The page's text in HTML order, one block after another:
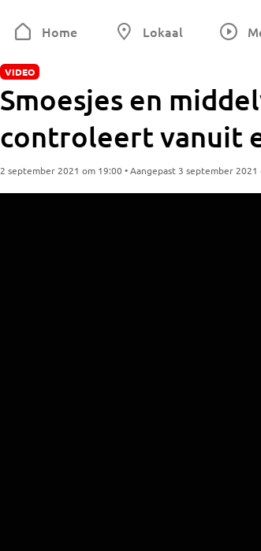
Home Lokaal
VIDEO
Smoesjes en
controleert vanuit
2 september 2021 om 19:00 • Aangepast 3 september 2021